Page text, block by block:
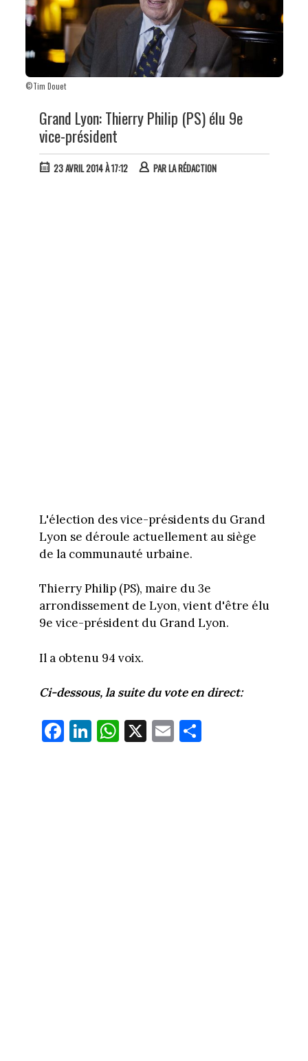
©Tim Douet
Grand Lyon: Thierry Philip (PS) élu 9e
vice-président
23 AVRIL 2014 À 17:12 PARLA RÉDACTION
L'élection des vice-présidents du Grand
Lyon se déroule actuellement au siège
de la communauté urbaine.
Thierry Philip (PS), maire du 3e
arrondissement de Lyon, vient d'être élu
9e vice-président du Grand Lyon.
Il a obtenu 94 voix.
Ci-dessous, la suite du vote en direct:
Fa
ce
Li
nk
W
ha
X E
m
Pa
rt